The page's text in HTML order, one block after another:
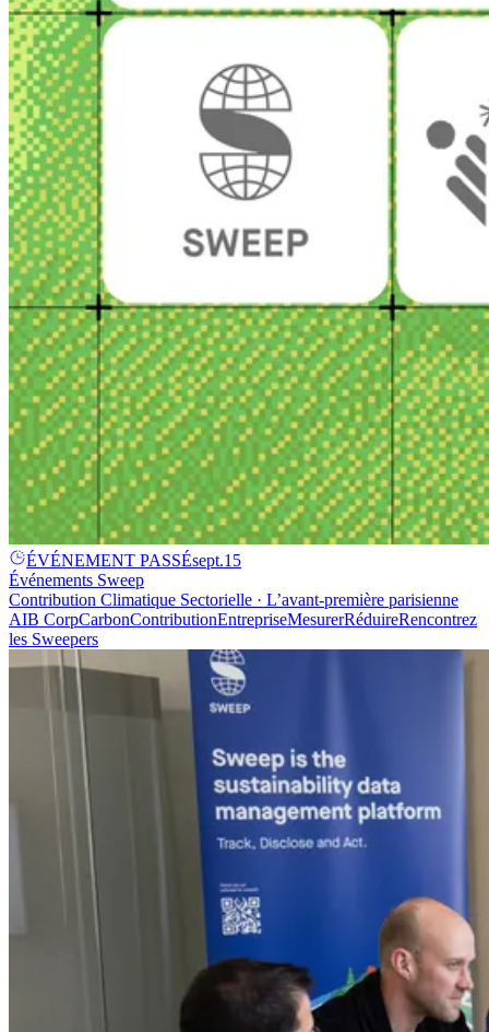
ÉVÉNEMENT PASSÉsept.15
Événements Sweep
Contribution Climatique Sectorielle · L’avant-première parisienne
AIB CorpCarbonContributionEntrepriseMesurerRéduireRencontrez
les Sweepers